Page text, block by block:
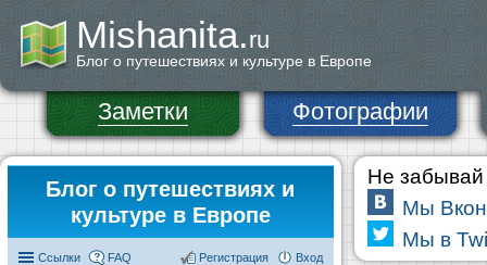
Mishanita.ru
Блог о путешествиях и культуре в Европе
Заметки Фотографии
Блог о путешествиях и
культуре в Европе
Ссылки FAQ Вход
Регистрация
Не забывай
Мы
Мы в